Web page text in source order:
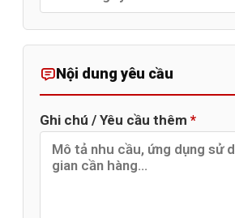
Nội dung yêu cầu
Ghi chú / Yêu cầu thêm *